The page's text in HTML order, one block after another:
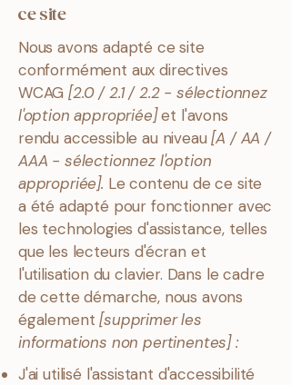
ce site
Nous avons adapté ce site
conformément aux directives
WCAG[2.0 / 2.1 / 2.2 - sélectionnez
l'option appropriée]et l'avons
rendu accessible au niveau[A / AA /
AAA - sélectionnez l'option
appropriée]. Le contenu de ce site
a été adapté pour fonctionner avec
les technologies d'assistance, telles
que les lecteurs d'écran et
l'utilisation du clavier. Dans le cadre
de cette démarche, nous avons
également[supprimer les
informations non pertinentes] :
J'ai utilisé l'assistant d'accessibilité